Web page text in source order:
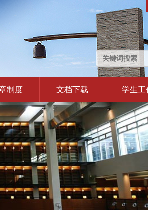
制度 文档下载 学生工